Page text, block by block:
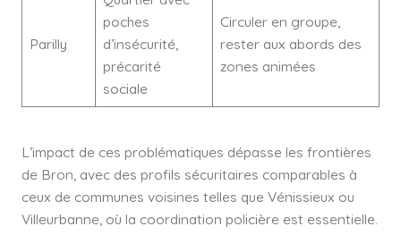
Parilly
poches
d’insécurité,
précarité
sociale
Circuler en groupe,
rester aux abords des
zones animées
L’impact de ces problématiques dépasse les frontières
de Bron, avec des profils sécuritaires comparables à
ceux de communes voisines telles que Vénissieux ou
Villeurbanne, où la coordination policière est essentielle.